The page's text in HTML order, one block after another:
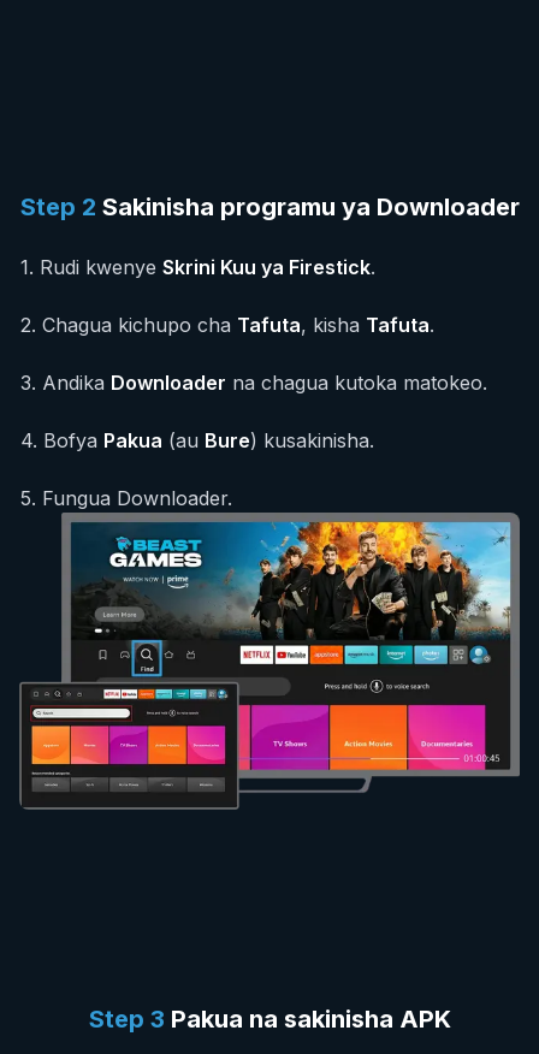
Step 2 Sakinisha programu ya Downloader
1. Rudi kwenye Skrini Kuu ya Firestick.
2. Chagua kichupo cha Tafuta, kisha Tafuta.
3. Andika Downloader na chagua kutoka matokeo.
4. Bofya Pakua (au Bure) kusakinisha.
5. Fungua Downloader.
Step 3 Pakua na sakinisha APK